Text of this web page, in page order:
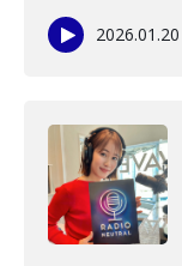
2026.01.20